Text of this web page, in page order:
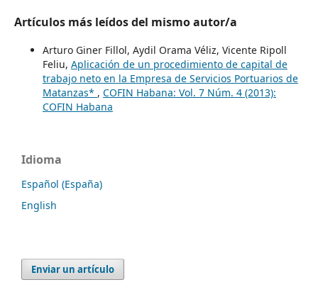
Artículos más leídos del mismo autor/a
Arturo Giner Fillol, Aydil Orama Véliz, Vicente Ripoll
Feliu, Aplicación de un procedimiento de capital de
trabajo neto en la Empresa de Servicios Portuarios de
Matanzas* , COFIN Habana: Vol. 7 Núm. 4 (2013):
COFIN Habana
Idioma
Español (España)
English
Enviar un artículo